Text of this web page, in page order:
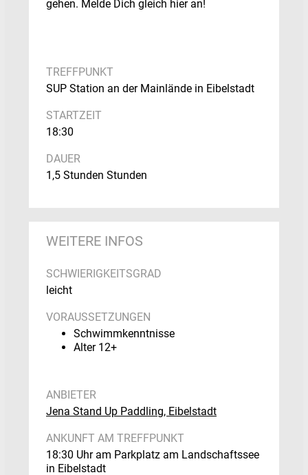
gehen. Melde Dich gleich hier an!
TREFFPUNKT
SUP Station an der Mainlände in Eibelstadt
STARTZEIT
18:30
DAUER
1,5 Stunden Stunden
WEITERE INFOS
SCHWIERIGKEITSGRAD
leicht
VORAUSSETZUNGEN
Schwimmkenntnisse
Alter 12+
ANBIETER
Jena Stand Up Paddling, Eibelstadt
ANKUNFT AM TREFFPUNKT
18:30 Uhr am Parkplatz am Landschaftssee
in Eibelstadt